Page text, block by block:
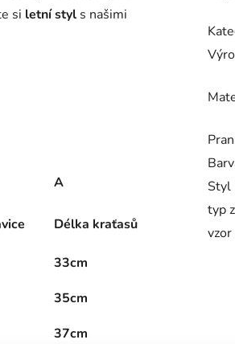
si letní styl s našimi
A
Délka kraťasů
33cm
35cm
37cm
Styl
typ
vzor